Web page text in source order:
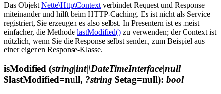
Das Objekt Nette\Http\Context verbindet Request und Response
miteinander und hilft beim HTTP-Caching. Es ist nicht als Service
registriert, Sie erzeugen es also selbst. In Presentern ist es meist
einfacher, die Methode lastModified() zu verwenden; der Context ist
nützlich, wenn Sie die Response selbst senden, zum Beispiel aus
einer eigenen Response-Klasse.
isModified (string|int|\DateTimeInterface|null
$lastModified=null, ?string $etag=null): bool